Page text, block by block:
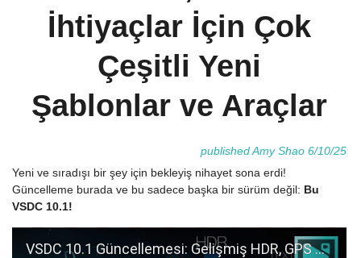
İhtiyaçlar İçin Çok
Çeşitli Yeni
Şablonlar ve Araçlar
published Amy Shao 6/10/25
Yeni ve sıradışı bir şey için bekleyiş nihayet sona erdi!
Güncelleme burada ve bu sadece başka bir sürüm değil: Bu
VSDC 10.1!
VSDC 10.1 Güncellemesi: Gelişmiş HDR, GPS Telemetrisi, Yeni Efektler, Farklı İhtiyaçlar İçin Çok Çeşitli Yeni Şablonlar ve Araçlar